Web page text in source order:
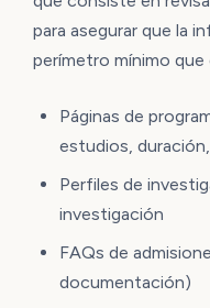
para asegurar que la
perímetro mínimo que
Páginas de
estudios,
Perfiles de
investigación
FAQs de
documentación)